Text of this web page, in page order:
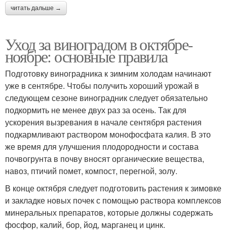
читать дальше →
Уход за виноградом в октябре-
ноябре: основные правила
Подготовку виноградника к зимним холодам начинают
уже в сентябре. Чтобы получить хороший урожай в
следующем сезоне виноградник следует обязательно
подкормить не менее двух раз за осень. Так для
ускорения вызревания в начале сентября растения
подкармливают раствором монофосфата калия. В это
же время для улучшения плодородности и состава
почвогрунта в почву вносят органические вещества,
навоз, птичий помет, компост, перегной, золу.
В конце октября следует подготовить растения к зимовке
и закладке новых почек с помощью раствора комплексов
минеральных препаратов, которые должны содержать
фосфор, калий, бор, йод, марганец и цинк.